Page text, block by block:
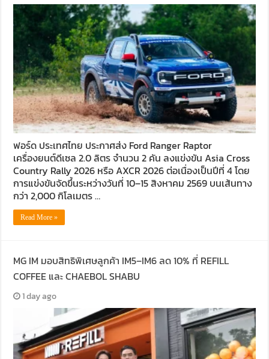
ฟอร์ด ประเทศไทย ประกาศส่ง Ford Ranger Raptor
เครื่องยนต์ดีเซล 2.0 ลิตร จำนวน 2 คัน ลงแข่งขัน Asia Cross
Country Rally 2026 หรือ AXCR 2026 ต่อเนื่องเป็นปีที่ 4 โดย
การแข่งขันจัดขึ้นระหว่างวันที่ 10–15 สิงหาคม 2569 บนเส้นทาง
กว่า 2,000 กิโลเมตร …
Read More »
MG IM มอบสิทธิพิเศษลูกค้า IM5–IM6 ลด 10% ที่ REFILL
COFFEE และ CHAEBOL SHABU
1 day ago